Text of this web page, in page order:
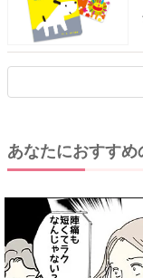
あなたにおすすめ